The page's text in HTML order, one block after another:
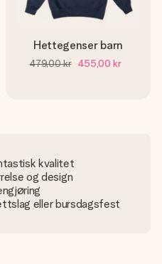
Hettegenser barn
479,00 kr 455,00 kr
kvalitet
og design
eller bursdagsfest